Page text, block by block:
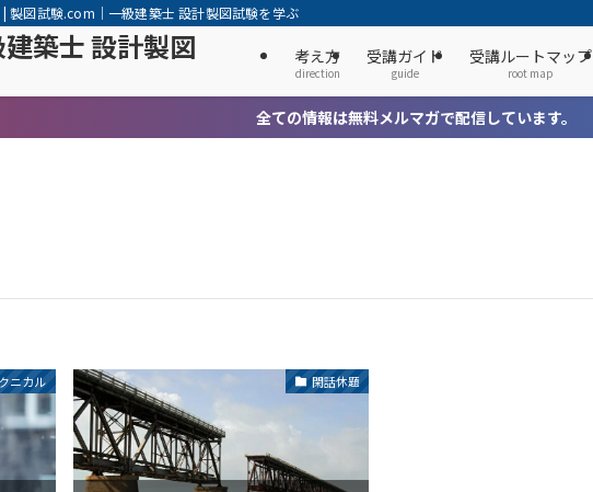
製図試験.com｜一級建築士 設計製図試験を学ぶ
築士 設計製図
考え方
direction
受講ガイド
guide
受講ルートマップ
root map
全ての情報は無料メルマガで配信しています。
ニカル 閑話休題